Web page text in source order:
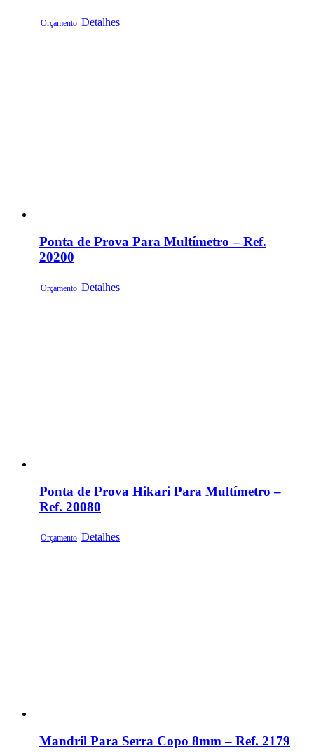
Orçamento Detalhes
Ponta de Prova Para Multímetro – Ref.
20200
Orçamento Detalhes
Ponta de Prova Hikari Para Multímetro –
Ref. 20080
Orçamento Detalhes
Mandril Para Serra Copo 8mm – Ref. 2179